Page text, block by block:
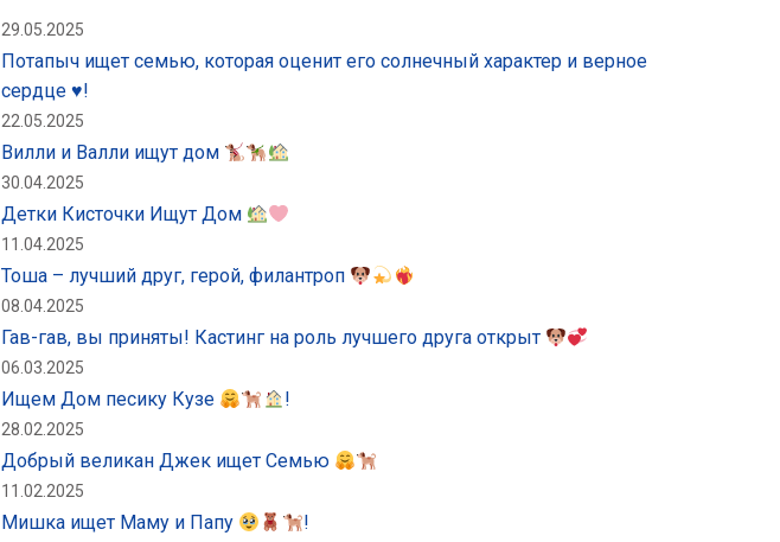
29.05.2025
Потапыч ищет семью, которая оценит его солнечный характер и верное
сердце ♥️!
22.05.2025
Вилли и Валли ищут дом
30.04.2025
Детки Кисточки Ищут Дом
11.04.2025
Тоша – лучший друг, герой, филантроп
08.04.2025
Гав-гав, вы приняты! Кастинг на роль лучшего друга открыт
06.03.2025
Ищем Дом песику Кузе !
28.02.2025
Добрый великан Джек ищет Семью
11.02.2025
Мишка ищет Маму и Папу !